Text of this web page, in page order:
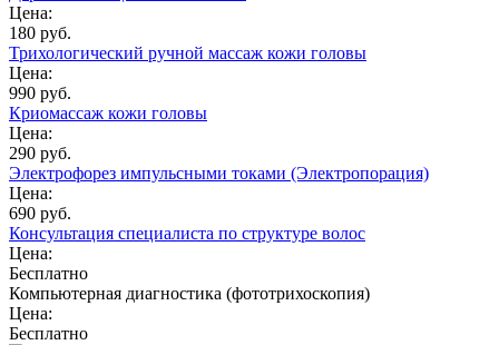
Цена:
180 руб.
Трихологический ручной массаж кожи головы
Цена:
990 руб.
Криомассаж кожи головы
Цена:
290 руб.
Электрофорез импульсными токами (Электропорация)
Цена:
690 руб.
Консультация специалиста по структуре волос
Цена:
Бесплатно
Компьютерная диагностика (фототрихоскопия)
Цена:
Бесплатно